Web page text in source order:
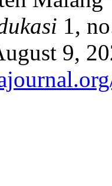
1,
9,